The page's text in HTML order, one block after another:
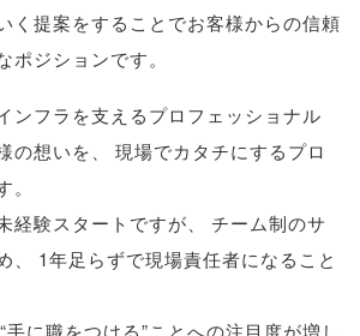
く提案をすることでお客様からの信頼
ポジションです。
ンフラを支えるプロフェッショナル
の想いを
現場でカタチにするプロ
。
経験スタートですが
チーム制のサ
1年足らずで現場責任者になること
“手に職をつける”ことへの注目度が増し